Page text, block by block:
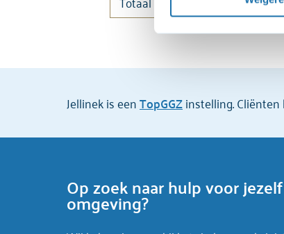
Jellinek is eenTopGGZinstelling.
Op zoek naar hulp voor
omgeving?